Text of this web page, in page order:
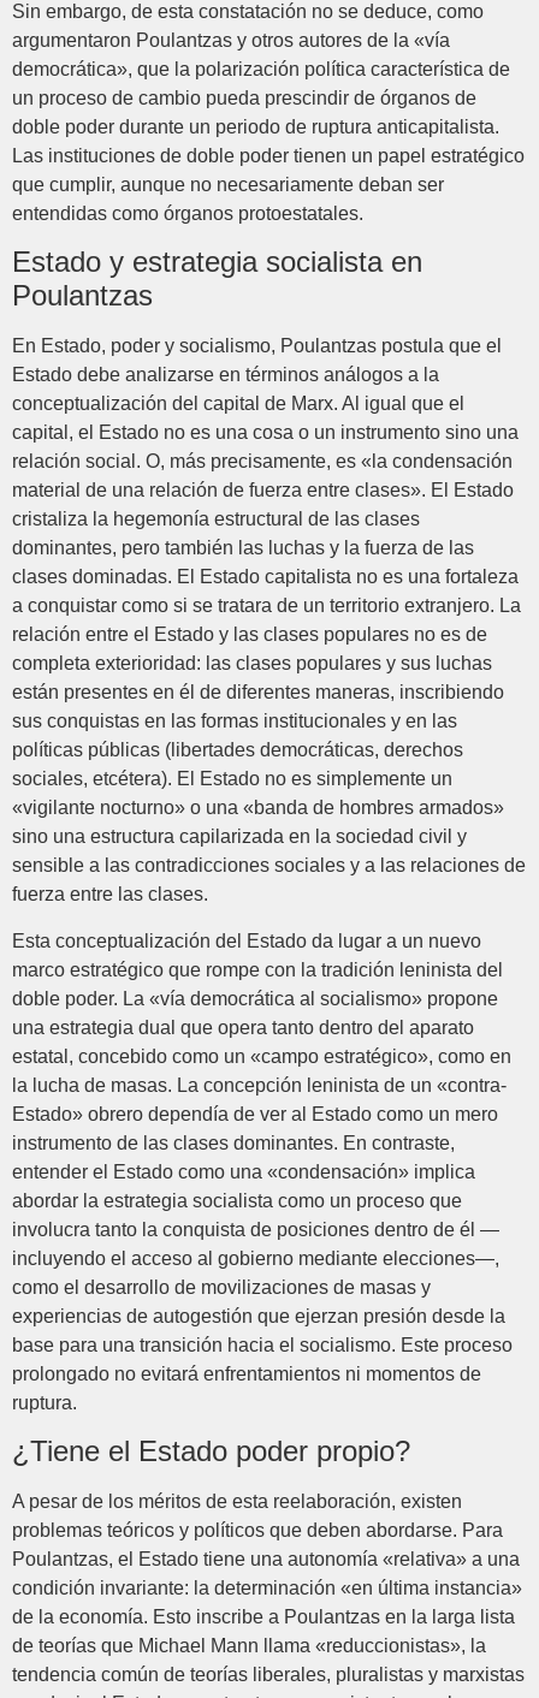
Sin embargo, de esta constatación no se deduce, como
argumentaron Poulantzas y otros autores de la «vía
democrática», que la polarización política característica de
un proceso de cambio pueda prescindir de órganos de
doble poder durante un periodo de ruptura anticapitalista.
Las instituciones de doble poder tienen un papel estratégico
que cumplir, aunque no necesariamente deban ser
entendidas como órganos protoestatales.
Estado y estrategia socialista en
Poulantzas
En Estado, poder y socialismo, Poulantzas postula que el
Estado debe analizarse en términos análogos a la
conceptualización del capital de Marx. Al igual que el
capital, el Estado no es una cosa o un instrumento sino una
relación social. O, más precisamente, es «la condensación
material de una relación de fuerza entre clases». El Estado
cristaliza la hegemonía estructural de las clases
dominantes, pero también las luchas y la fuerza de las
clases dominadas. El Estado capitalista no es una fortaleza
a conquistar como si se tratara de un territorio extranjero. La
relación entre el Estado y las clases populares no es de
completa exterioridad: las clases populares y sus luchas
están presentes en él de diferentes maneras, inscribiendo
sus conquistas en las formas institucionales y en las
políticas públicas (libertades democráticas, derechos
sociales, etcétera). El Estado no es simplemente un
«vigilante nocturno» o una «banda de hombres armados»
sino una estructura capilarizada en la sociedad civil y
sensible a las contradicciones sociales y a las relaciones de
fuerza entre las clases.
Esta conceptualización del Estado da lugar a un nuevo
marco estratégico que rompe con la tradición leninista del
doble poder. La «vía democrática al socialismo» propone
una estrategia dual que opera tanto dentro del aparato
estatal, concebido como un «campo estratégico», como en
la lucha de masas. La concepción leninista de un «contra-
Estado» obrero dependía de ver al Estado como un mero
instrumento de las clases dominantes. En contraste,
entender el Estado como una «condensación» implica
abordar la estrategia socialista como un proceso que
involucra tanto la conquista de posiciones dentro de él —
incluyendo el acceso al gobierno mediante elecciones—,
como el desarrollo de movilizaciones de masas y
experiencias de autogestión que ejerzan presión desde la
base para una transición hacia el socialismo. Este proceso
prolongado no evitará enfrentamientos ni momentos de
ruptura.
¿Tiene el Estado poder propio?
A pesar de los méritos de esta reelaboración, existen
problemas teóricos y políticos que deben abordarse. Para
Poulantzas, el Estado tiene una autonomía «relativa» a una
condición invariante: la determinación «en última instancia»
de la economía. Esto inscribe a Poulantzas en la larga lista
de teorías que Michael Mann llama «reduccionistas», la
tendencia común de teorías liberales, pluralistas y marxistas